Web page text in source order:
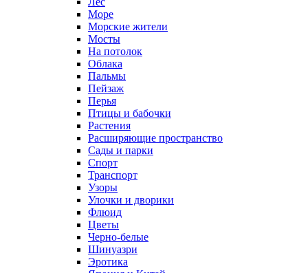
Море
Морские жители
Мосты
На потолок
Облака
Пальмы
Пейзаж
Перья
Птицы и бабочки
Растения
Расширяющие пространство
Сады и парки
Спорт
Транспорт
Узоры
Улочки и дворики
Флюид
Цветы
Черно-белые
Шинуазри
Эротика